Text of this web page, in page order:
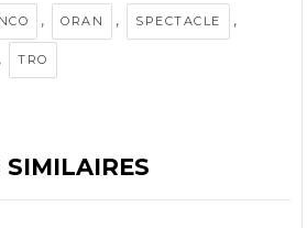
, ORAN , SPECTACLE ,
, TRO
SIMILAIRES